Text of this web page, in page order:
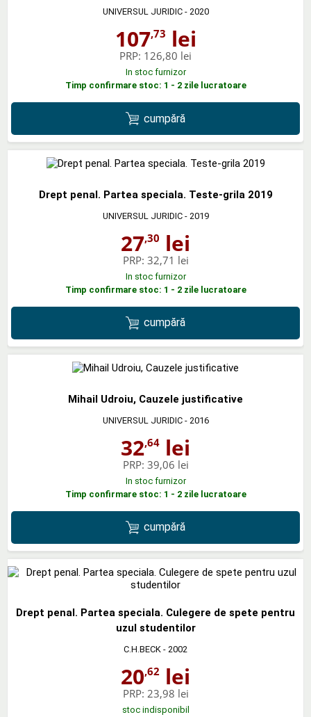
UNIVERSUL JURIDIC- 2020
107,73 lei
PRP: 126,80 lei
In stoc furnizor
Timp confirmare stoc: 1 - 2 zile lucratoare
cumpără
Drept penal. Partea speciala. Teste-grila 2019
UNIVERSUL JURIDIC- 2019
27,30 lei
PRP: 32,71 lei
In stoc furnizor
Timp confirmare stoc: 1 - 2 zile lucratoare
cumpără
Mihail Udroiu, Cauzele justificative
UNIVERSUL JURIDIC- 2016
32,64 lei
PRP: 39,06 lei
In stoc furnizor
Timp confirmare stoc: 1 - 2 zile lucratoare
cumpără
Drept penal. Partea speciala. Culegere de spete pentru
uzul studentilor
C.H.BECK - 2002
20,62 lei
PRP: 23,98 lei
stoc indisponibil